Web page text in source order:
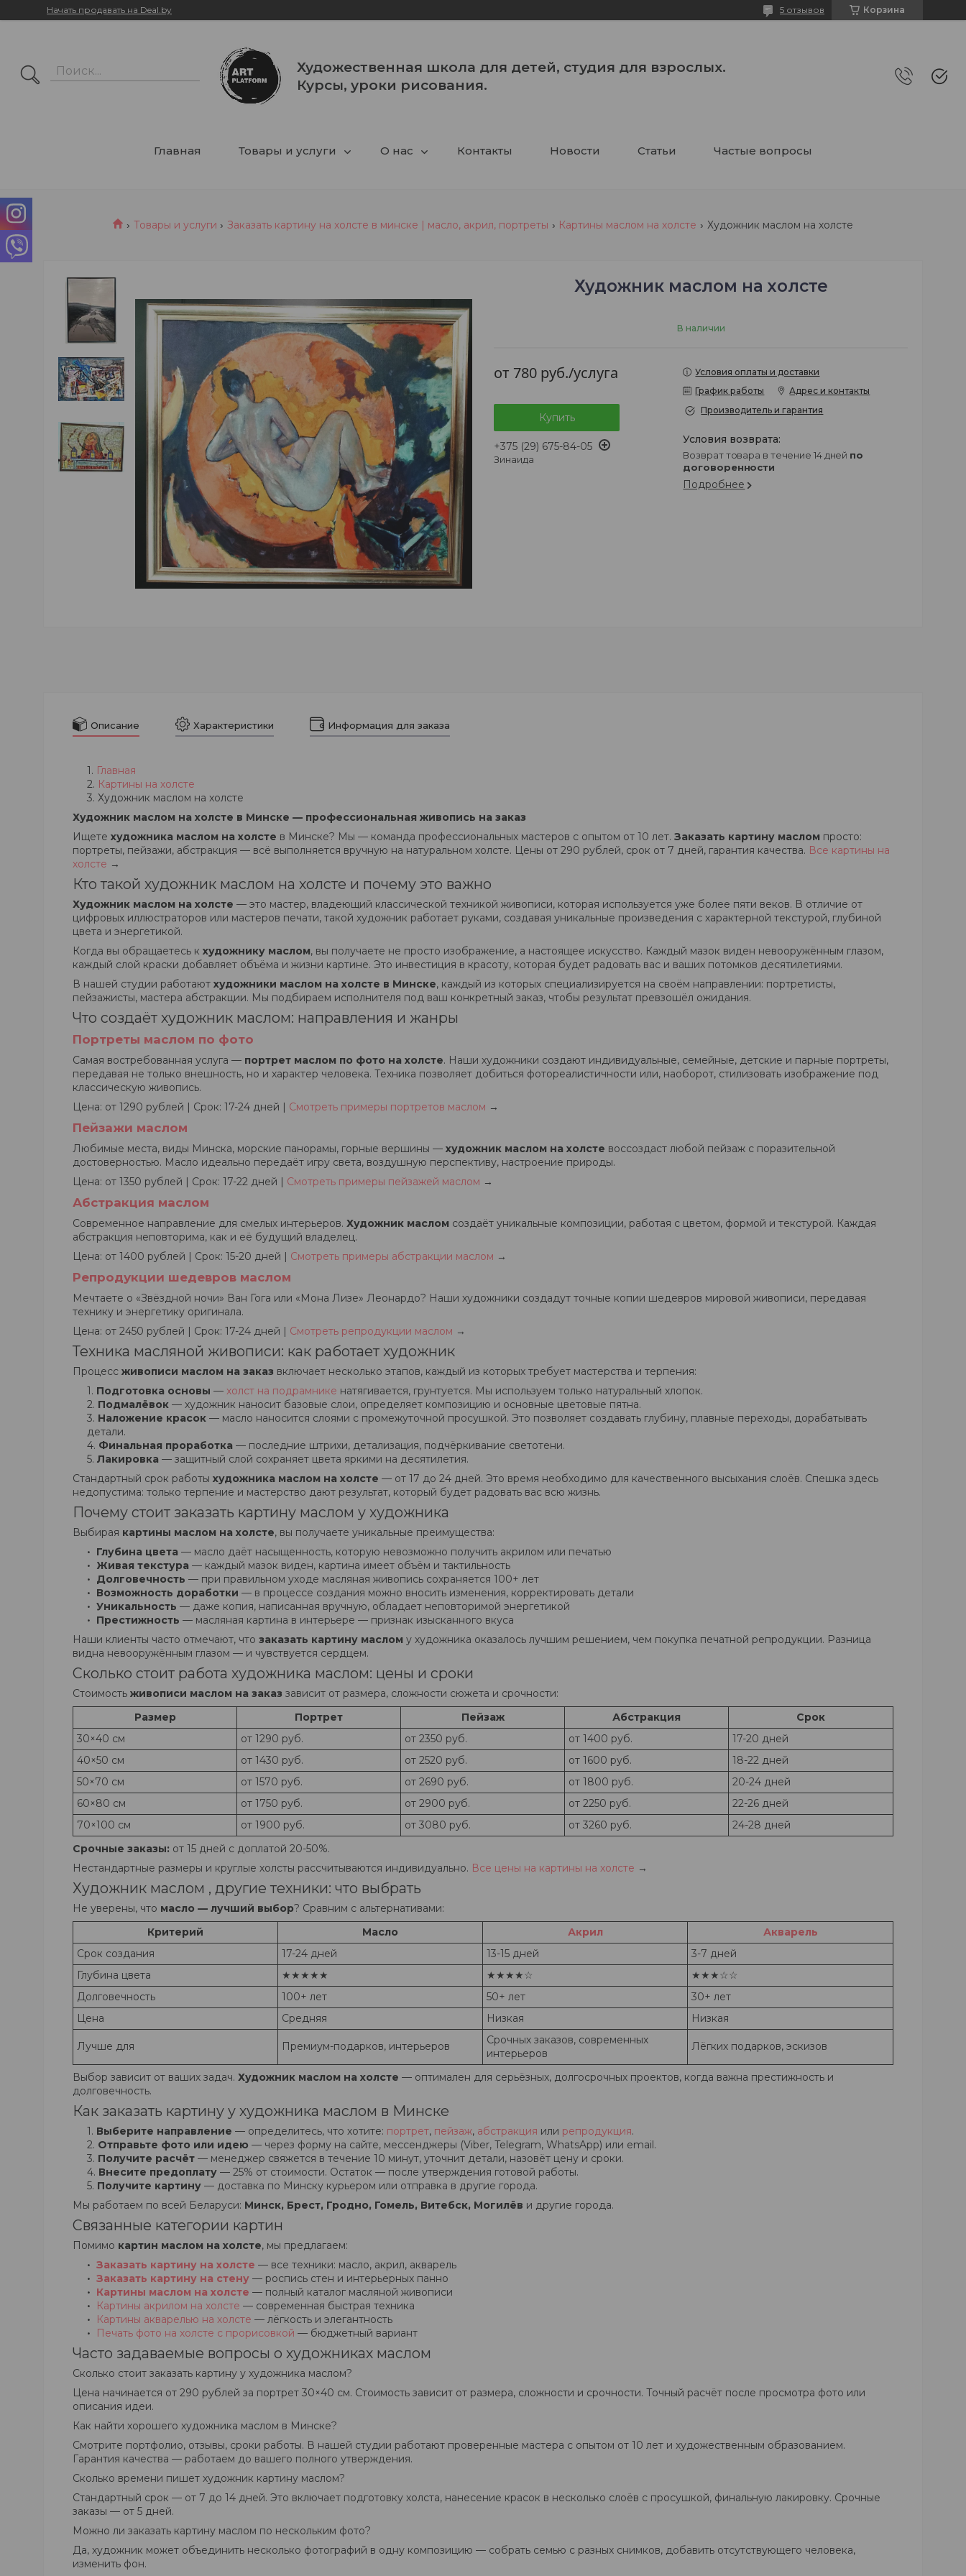
Начать продавать на Deal.by Корзина
5 отзывов
Художественная школа для детей, студия для взрослых.
Курсы, уроки рисования.
Главная Товары и услуги О нас Контакты Новости Статьи Частые вопросы
Товары и услуги Заказать картину на холсте в минске | масло, акрил, портреты Картины маслом на холсте Художник маслом на холсте
Художник маслом на холсте
В наличии
от 780 руб./услуга
Купить
+375 (29) 675-84-05
Зинаида
Условия оплаты и доставки
График работы
Адрес и контакты
Производитель и гарантия
возврат товара в течение 14 дней по
договоренности
Подробнее
Описание Характеристики Информация для заказа
Главная
Картины на холсте
Художник маслом на холсте
Художник маслом на холсте в Минске — профессиональная живопись на заказ
Ищете художника маслом на холсте в Минске? Мы — команда профессиональных мастеров с опытом от 10 лет. Заказать картину маслом просто:
портреты, пейзажи, абстракция — всё выполняется вручную на натуральном холсте. Цены от 290 рублей, срок от 7 дней, гарантия качества. Все картины на
холсте →
Кто такой художник маслом на холсте и почему это важно
Художник маслом на холсте — это мастер, владеющий классической техникой живописи, которая используется уже более пяти веков. В отличие от
цифровых иллюстраторов или мастеров печати, такой художник работает руками, создавая уникальные произведения с характерной текстурой, глубиной
цвета и энергетикой.
Когда вы обращаетесь к художнику маслом, вы получаете не просто изображение, а настоящее искусство. Каждый мазок виден невооружённым глазом,
каждый слой краски добавляет объёма и жизни картине. Это инвестиция в красоту, которая будет радовать вас и ваших потомков десятилетиями.
В нашей студии работают художники маслом на холсте в Минске, каждый из которых специализируется на своём направлении: портретисты,
пейзажисты, мастера абстракции. Мы подбираем исполнителя под ваш конкретный заказ, чтобы результат превзошёл ожидания.
Что создаёт художник маслом: направления и жанры
Портреты маслом по фото
Самая востребованная услуга — портрет маслом по фото на холсте. Наши художники создают индивидуальные, семейные, детские и парные портреты,
передавая не только внешность, но и характер человека. Техника позволяет добиться фотореалистичности или, наоборот, стилизовать изображение под
классическую живопись.
Цена: от 1290 рублей | Срок: 17-24 дней | Смотреть примеры портретов маслом →
Пейзажи маслом
Любимые места, виды Минска, морские панорамы, горные вершины — художник маслом на холсте воссоздаст любой пейзаж с поразительной
достоверностью. Масло идеально передаёт игру света, воздушную перспективу, настроение природы.
Цена: от 1350 рублей | Срок: 17-22 дней | Смотреть примеры пейзажей маслом →
Абстракция маслом
Современное направление для смелых интерьеров. Художник маслом создаёт уникальные композиции, работая с цветом, формой и текстурой. Каждая
абстракция неповторима, как и её будущий владелец.
Цена: от 1400 рублей | Срок: 15-20 дней | Смотреть примеры абстракции маслом →
Репродукции шедевров маслом
Мечтаете о «Звёздной ночи» Ван Гога или «Мона Лизе» Леонардо? Наши художники создадут точные копии шедевров мировой живописи, передавая
технику и энергетику оригинала.
Цена: от 2450 рублей | Срок: 17-24 дней | Смотреть репродукции маслом →
Техника масляной живописи: как работает художник
Процесс живописи маслом на заказ включает несколько этапов, каждый из которых требует мастерства и терпения:
Подготовка основы — холст на подрамнике натягивается, грунтуется. Мы используем только натуральный хлопок.
Подмалёвок — художник наносит базовые слои, определяет композицию и основные цветовые пятна.
Наложение красок — масло наносится слоями с промежуточной просушкой. Это позволяет создавать глубину, плавные переходы, дорабатывать
детали.
Финальная проработка — последние штрихи, детализация, подчёркивание светотени.
Лакировка — защитный слой сохраняет цвета яркими на десятилетия.
Стандартный срок работы художника маслом на холсте — от 17 до 24 дней. Это время необходимо для качественного высыхания слоёв. Спешка здесь
недопустима: только терпение и мастерство дают результат, который будет радовать вас всю жизнь.
Почему стоит заказать картину маслом у художника
Выбирая картины маслом на холсте, вы получаете уникальные преимущества:
Глубина цвета — масло даёт насыщенность, которую невозможно получить акрилом или печатью
Живая текстура — каждый мазок виден, картина имеет объём и тактильность
Долговечность — при правильном уходе масляная живопись сохраняется 100+ лет
Возможность доработки — в процессе создания можно вносить изменения, корректировать детали
Уникальность — даже копия, написанная вручную, обладает неповторимой энергетикой
Престижность — масляная картина в интерьере — признак изысканного вкуса
Наши клиенты часто отмечают, что заказать картину маслом у художника оказалось лучшим решением, чем покупка печатной репродукции. Разница
видна невооружённым глазом — и чувствуется сердцем.
Сколько стоит работа художника маслом: цены и сроки
Стоимость живописи маслом на заказ зависит от размера, сложности сюжета и срочности:
Размер
Портрет Пейзаж Абстракция
Срок
30×40 см
от 1290 руб. от 2350 руб. от 1400 руб.
17-20 дней
40×50 см
от 1430 руб. от 2520 руб. от 1600 руб.
18-22 дней
50×70 см
от 1570 руб. от 2690 руб. от 1800 руб.
20-24 дней
60×80 см
от 1750 руб. от 2900 руб. от 2250 руб.
22-26 дней
70×100 см
от 1900 руб. от 3080 руб. от 3260 руб.
24-28 дней
Срочные заказы: от 15 дней с доплатой 20-50%.
Нестандартные размеры и круглые холсты рассчитываются индивидуально. Все цены на картины на холсте →
Художник маслом , другие техники: что выбрать
Не уверены, что масло — лучший выбор? Сравним с альтернативами:
Критерий
Масло Акрил
Акварель
Срок создания
17-24 дней 13-15 дней
3-7 дней
Глубина цвета
★★★★★ ★★★★☆
★★★☆☆
Долговечность
100+ лет 50+ лет
30+ лет
Цена
Средняя Низкая Низкая
Лучше для Премиум-подарков, интерьеров
Срочных заказов, современных
интерьеров
Лёгких подарков, эскизов
Выбор зависит от ваших задач. Художник маслом на холсте — оптимален для серьёзных, долгосрочных проектов, когда важна престижность и
долговечность.
Как заказать картину у художника маслом в Минске
Выберите направление — определитесь, что хотите: портрет, пейзаж, абстракция или репродукция.
Отправьте фото или идею — через форму на сайте, мессенджеры (Viber, Telegram, WhatsApp) или email.
Получите расчёт — менеджер свяжется в течение 10 минут, уточнит детали, назовёт цену и сроки.
Внесите предоплату — 25% от стоимости. Остаток — после утверждения готовой работы.
Получите картину — доставка по Минску курьером или отправка в другие города.
Мы работаем по всей Беларуси: Минск, Брест, Гродно, Гомель, Витебск, Могилёв и другие города.
Связанные категории картин
Помимо картин маслом на холсте, мы предлагаем:
Заказать картину на холсте — все техники: масло, акрил, акварель
Заказать картину на стену — роспись стен и интерьерных панно
Картины маслом на холсте — полный каталог масляной живописи
Картины акрилом на холсте — современная быстрая техника
Картины акварелью на холсте — лёгкость и элегантность
Печать фото на холсте с прорисовкой — бюджетный вариант
Часто задаваемые вопросы о художниках маслом
Сколько стоит заказать картину у художника маслом?
Цена начинается от 290 рублей за портрет 30×40 см. Стоимость зависит от размера, сложности и срочности. Точный расчёт после просмотра фото или
описания идеи.
Как найти хорошего художника маслом в Минске?
Смотрите портфолио, отзывы, сроки работы. В нашей студии работают проверенные мастера с опытом от 10 лет и художественным образованием.
Гарантия качества — работаем до вашего полного утверждения.
Сколько времени пишет художник картину маслом?
Стандартный срок — от 7 до 14 дней. Это включает подготовку холста, нанесение красок в несколько слоёв с просушкой, финальную лакировку. Срочные
заказы — от 5 дней.
Можно ли заказать картину маслом по нескольким фото?
Да, художник может объединить несколько фотографий в одну композицию — собрать семью с разных снимков, добавить отсутствующего человека,
изменить фон.